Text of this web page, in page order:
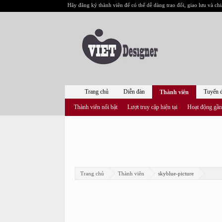
Hãy đăng ký thành viên để có thể dễ dàng trao đổi, giao lưu và
Trang chủ Thành viên skyblue-picture
Trang chủ Diễn đàn Thành viên
Thành viên nổi bật Lượt truy cập hiện tại Hoạt động
Tuyển